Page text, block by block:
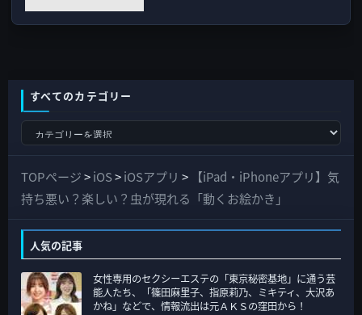
すべてのカテゴリー
て
の
ゴ
リ
ー
TOPページ>iOS>iOSアプリ >
【iPad・iPhoneアプリ】気
持ち悪い？楽しい？虫が現れる「動くお絵かき」
人気の記事
女性専用のセクシーエステの「東京秘密基地」に通う芸
能人たち、「篠田麻里子、指原莉乃、ミキティ、大沢あ
かね」などで、情報流出は元ＡＫＳの窪田から！